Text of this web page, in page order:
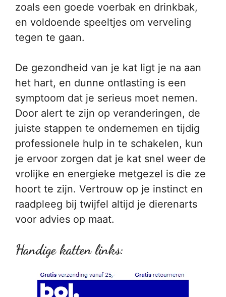
zoals een goede voerbak en drinkbak,
en voldoende speeltjes om verveling
tegen te gaan.
De gezondheid van je kat ligt je na aan
het hart, en dunne ontlasting is een
symptoom dat je serieus moet nemen.
Door alert te zijn op veranderingen, de
juiste stappen te ondernemen en tijdig
professionele hulp in te schakelen, kun
je ervoor zorgen dat je kat snel weer de
vrolijke en energieke metgezel is die ze
hoort te zijn. Vertrouw op je instinct en
raadpleeg bij twijfel altijd je dierenarts
voor advies op maat.
Handige katten links: